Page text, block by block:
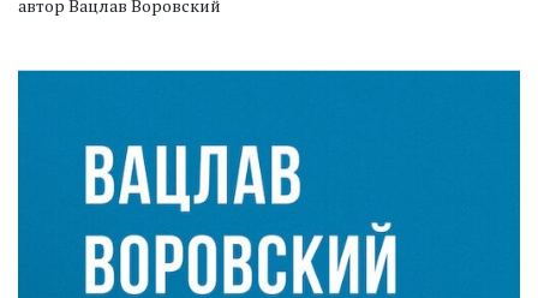
автор Вацлав Воровский